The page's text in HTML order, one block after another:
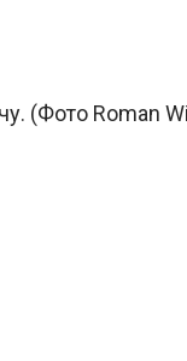
(Фото Roman